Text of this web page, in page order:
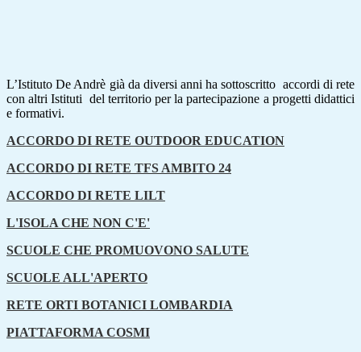
L’Istituto De Andrè già da diversi anni ha sottoscritto accordi di rete
con altri Istituti del territorio per la partecipazione a progetti didattici
e formativi.
ACCORDO DI RETE OUTDOOR EDUCATION
ACCORDO DI RETE TFS AMBITO 24
ACCORDO DI RETE LILT
L'ISOLA CHE NON C'E'
SCUOLE CHE PROMUOVONO SALUTE
SCUOLE ALL'APERTO
RETE ORTI BOTANICI LOMBARDIA
PIATTAFORMA COSMI